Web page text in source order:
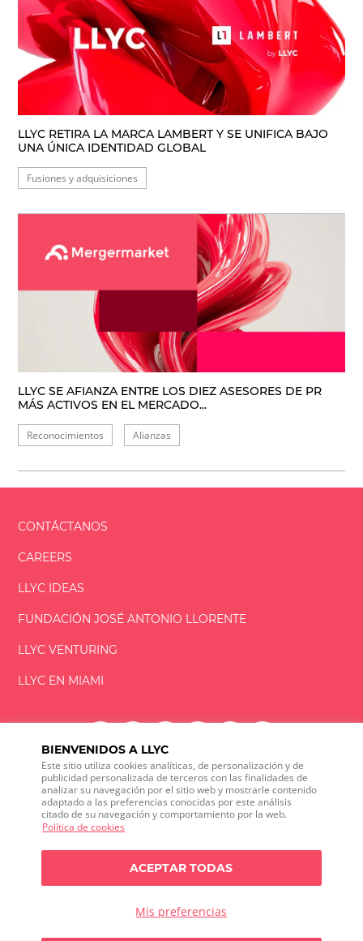
BIENVENIDOS A LLYC
Este sitio utiliza cookies analíticas, de personalización y de
publicidad personalizada de terceros con las finalidades de
analizar su navegación por el sitio web y mostrarle contenido
adaptado a las preferencias conocidas por este análisis
citado de su navegación y comportamiento por la web.
Política de cookies
Mis preferencias
ACEPTAR TODAS
LLYC RETIRA LA MARCA LAMBERT Y SE UNIFICA BAJO
UNA ÚNICA IDENTIDAD GLOBAL
Fusiones y adquisiciones
LLYC SE AFIANZA ENTRE LOS DIEZ ASESORES DE PR
MÁS ACTIVOS EN EL MERCADO...
Reconocimientos Alianzas
CONTÁCTANOS
CAREERS
LLYC IDEAS
FUNDACIÓNJOSÉ ANTONIO LLORENTE
LLYC VENTURING
LLYC EN MIAMI
LLYC © 2026 Todos los derechos reservados
ES EN PT BR
600 Brickell Avenue, Suite 2125 Miami, Florida 33131
Política de cookies
Política de privacidad sobre Social media listening
Política de seguridad de la información